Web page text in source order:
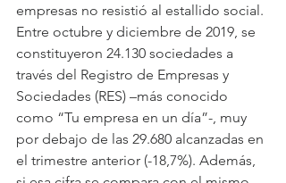
empresas no resistió al estallido social.
Entre octubre y diciembre de 2019, se
constituyeron 24.130 sociedades a
través del Registro de Empresas y
Sociedades (RES) –más conocido
como “Tu empresa en un día”-, muy
por debajo de las 29.680 alcanzadas en
el trimestre anterior (-18,7%). Además,